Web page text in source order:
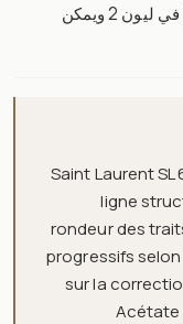
لدينا. من مجموعة FW23، متوفرة في متجرنا في ليون 2 ويمكن
Saint Laurent
ligne
rondeur des
progressifs
sur la
Acétate